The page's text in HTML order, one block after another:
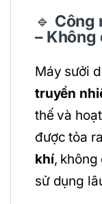
🔹 Công
– Không
Máy sưởi
truyền
thế và
được tỏa
khí, không
sử dụng